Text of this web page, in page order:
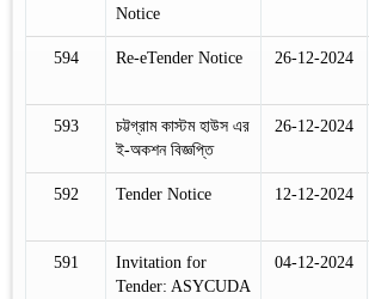
Notice
594 Re-eTender Notice 26-12-2024
593
চট্টগ্রাম কাস্টম হাউস এর
ই-অকশন বিজ্ঞপ্তি
26-12-2024
592 Tender Notice 12-12-2024
591
Invitation for
Tender: ASYCUDA
04-12-2024